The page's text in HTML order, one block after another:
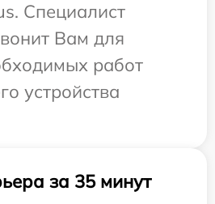
Специалист
Вам для
работ
устройства
за 35 минут